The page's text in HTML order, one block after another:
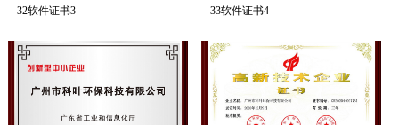
32软件证书3 33软件证书4